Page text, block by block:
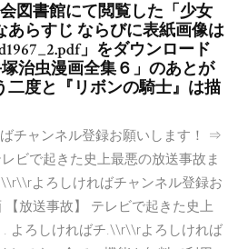
図書館にて閲覧した「少女
あらすじ ならびに表紙画像は
」をダウンロード
塚治虫漫画全集６」のあとが
二度と『リボンの騎士』は描
ばチャンネル登録お願いします！ ⇒
ビで起きた史上最悪の放送事故ま
よろしければチャンネル登録お
放送事故】 テレビで起きた史上
よろしければチ.\\r\\rよろしければ